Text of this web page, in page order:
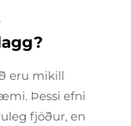
eru mikill
Þessi efni
fjöður, en